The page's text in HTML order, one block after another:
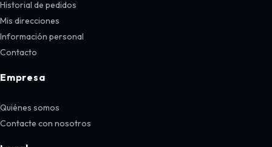
Historial de pedidos
Mis direcciones
Información personal
Contacto
Empresa
Quiénes somos
Contacte con nosotros